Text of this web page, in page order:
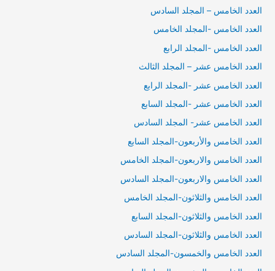
العدد الخامس – المجلد السادس
العدد الخامس -المجلد الخامس
العدد الخامس -المجلد الرابع
العدد الخامس عشر – المجلد الثالث
العدد الخامس عشر -المجلد الرابع
العدد الخامس عشر -المجلد السابع
العدد الخامس عشر- المجلد السادس
العدد الخامس والأربعون-المجلد السابع
العدد الخامس والاربعون-المجلد الخامس
العدد الخامس والاربعون-المجلد السادس
العدد الخامس والثلاثون-المجلد الخامس
العدد الخامس والثلاثون-المجلد السابع
العدد الخامس والثلاثون-المجلد السادس
العدد الخامس والخمسون-المجلد السادس